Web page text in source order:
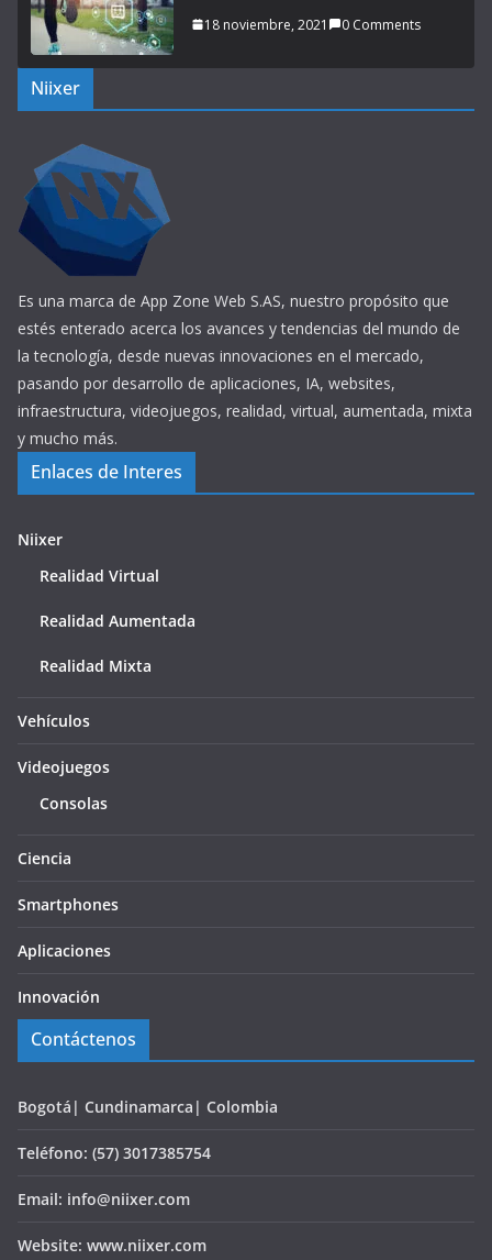
18 noviembre, 2021 0 Comments
Niixer
Es una marca de App Zone Web S.AS, nuestro propósito que
estés enterado acerca los avances y tendencias del mundo de
la tecnología, desde nuevas innovaciones en el mercado,
pasando por desarrollo de aplicaciones, IA, websites,
infraestructura, videojuegos, realidad, virtual, aumentada, mixta
y mucho más.
Enlaces de Interes
Niixer
Realidad Virtual
Realidad Aumentada
Realidad Mixta
Vehículos
Videojuegos
Consolas
Ciencia
Smartphones
Aplicaciones
Innovación
Contáctenos
Bogotá| Cundinamarca| Colombia
Teléfono: (57) 3017385754
Email: info@niixer.com
Website: www.niixer.com